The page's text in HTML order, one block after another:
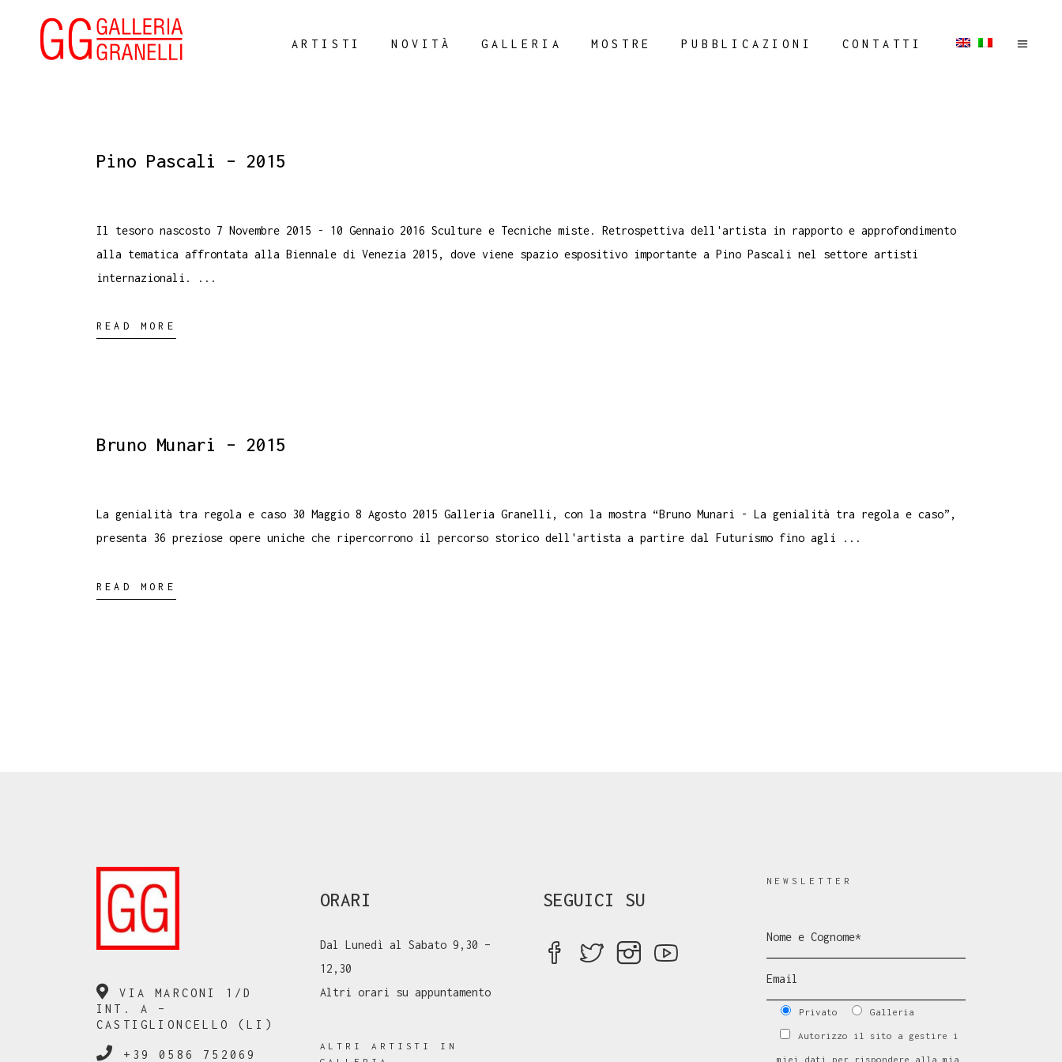
ARTISTI NOVITÀ GALLERIA MOSTRE PUBBLICAZIONI CONTATTI
Pino Pascali – 2015
Il tesoro nascosto 7 Novembre 2015 - 10 Gennaio 2016 Sculture e Tecniche miste. Retrospettiva dell'artista in rapporto e approfondimento
alla tematica affrontata alla Biennale di Venezia 2015, dove viene spazio espositivo importante a Pino Pascali nel settore artisti
internazionali.
READ MORE
Bruno Munari – 2015
La genialità tra regola e caso 30 Maggio 8 Agosto 2015 Galleria Granelli, con la mostra “Bruno Munari - La genialità tra regola e caso”,
presenta 36 preziose opere uniche che ripercorrono il percorso storico dell'artista a partire dal Futurismo fino agli
READ MORE
VIA MARCONI 1/D
INT. A –
CASTIGLIONCELLO (LI)
+39 0586 752069
ORARI
Dal Lunedì al Sabato 9,30 –
12,30
Altri orari su appuntamento
ALTRI ARTISTI IN
SEGUICI SU
NEWSLETTER
Privato Galleria
Autorizzo il sito a gestire i
miei dati per rispondere alla mia